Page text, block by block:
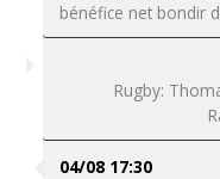
bénéfice net bondir
Rugby:
04/08 17:30